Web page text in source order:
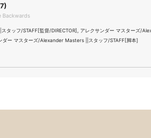
Backwards
タッフ/STAFF[監督/DIRECTOR], アレクサンダー マスターズ/
ー マスターズ/Alexander Masters ||スタッフ/STAFF[脚本]